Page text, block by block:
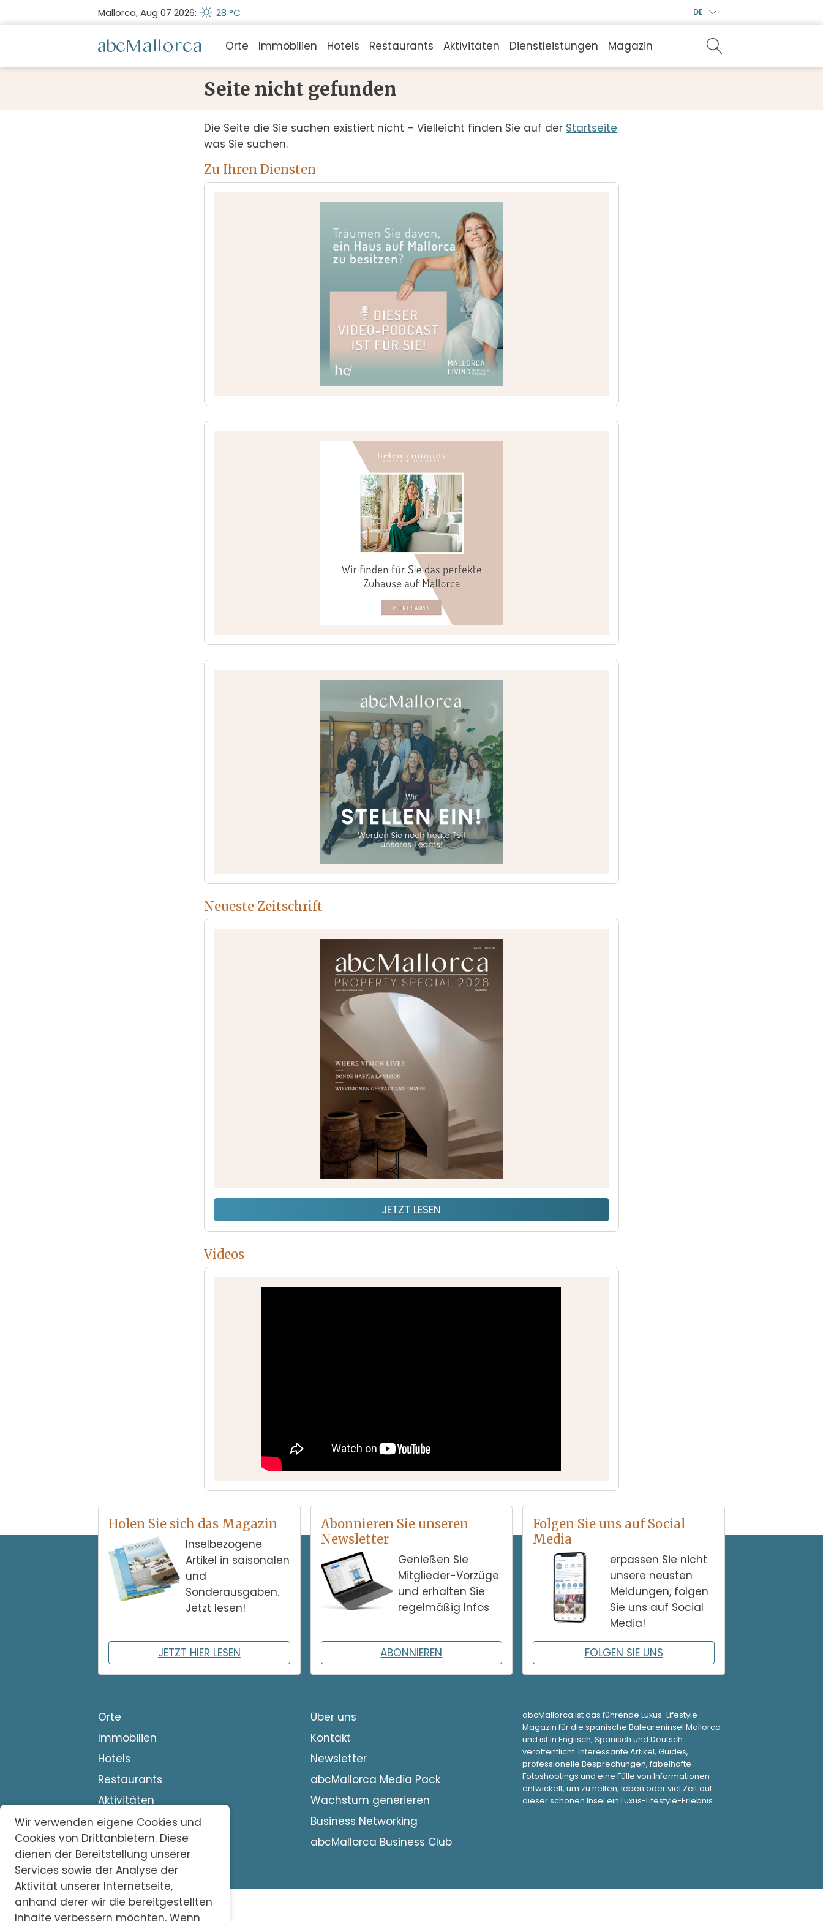
Mallorca, Aug 07 2026: 28 °C DE
Orte Immobilien Hotels Restaurants Aktivitäten Dienstleistungen Magazin
Seite nicht gefunden
Die Seite die Sie suchen existiert nicht – Vielleicht finden Sie auf der Startseite
was Sie suchen.
Zu Ihren Diensten
Neueste Zeitschrift
JETZT LESEN
Videos
Holen Sie sich das Magazin
Inselbezogene
Artikel in saisonalen
und
Sonderausgaben.
Jetzt lesen!
JETZT HIER LESEN
Abonnieren Sie unseren
Newsletter
Genießen Sie
Mitglieder-Vorzüge
und erhalten Sie
regelmäßig Infos
ABONNIEREN
Folgen Sie uns auf Social
Media
erpassen Sie nicht
unsere neusten
Meldungen, folgen
Sie uns auf Social
Media!
FOLGEN SIE UNS
Orte
Immobilien
Hotels
Restaurants
Aktivitäten
Dienstleistungen
Magazin
Über uns
Kontakt
Newsletter
abcMallorca Media Pack
Wachstum generieren
Business Networking
abcMallorca Business Club
abcMallorca ist das führende Luxus-Lifestyle
Magazin für die spanische Baleareninsel Mallorca
und ist in Englisch, Spanisch und Deutsch
veröffentlicht. Interessante Artikel, Guides,
professionelle Besprechungen, fabelhafte
Fotoshootings und eine Fülle von Informationen
entwickelt, um zu helfen, leben oder viel Zeit auf
dieser schönen Insel ein Luxus-Lifestyle-Erlebnis.
Wir verwenden eigene Cookies und
Cookies von Drittanbietern. Diese
dienen der Bereitstellung unserer
Services sowie der Analyse der
Aktivität unserer Internetseite,
anhand derer wir die bereitgestellten
Inhalte verbessern möchten. Wenn